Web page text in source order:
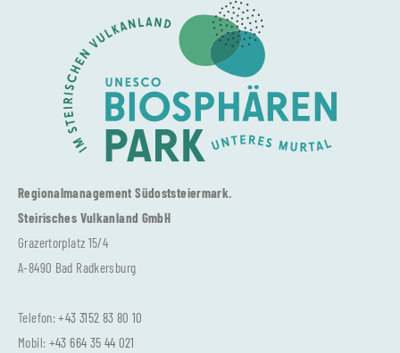
Regionalmanagement Südoststeiermark.
Steirisches Vulkanland GmbH
Grazertorplatz 15/4
A-8490 Bad Radkersburg
Telefon:+43 3152 83 80 10
Mobil: +43 664 35 44 021